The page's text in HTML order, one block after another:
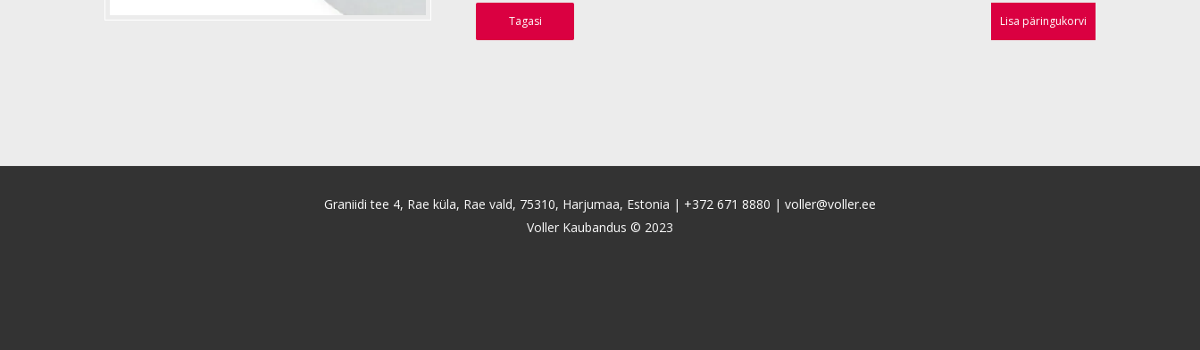
Tagasi Lisa päringukorvi
Graniidi tee 4, Rae küla, Rae vald, 75310, Harjumaa, Estonia | +372 671 8880 | voller@voller.ee
Voller Kaubandus © 2023